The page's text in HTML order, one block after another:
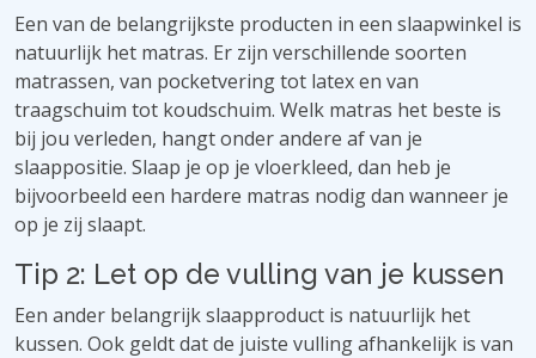
Een van de belangrijkste producten in een slaapwinkel is
natuurlijk het matras. Er zijn verschillende soorten
matrassen, van pocketvering tot latex en van
traagschuim tot koudschuim. Welk matras het beste is
bij jou verleden, hangt onder andere af van je
slaappositie. Slaap je op je vloerkleed, dan heb je
bijvoorbeeld een hardere matras nodig dan wanneer je
op je zij slaapt.
Tip 2: Let op de vulling van je kussen
Een ander belangrijk slaapproduct is natuurlijk het
kussen. Ook geldt dat de juiste vulling afhankelijk is van